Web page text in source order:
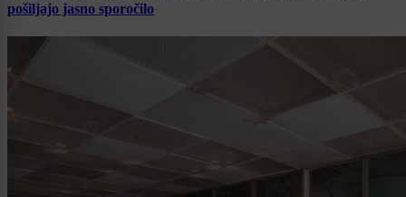
pošiljajo jasno sporočilo